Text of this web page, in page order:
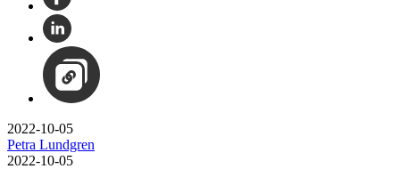
2022-10-05
Petra Lundgren
2022-10-05